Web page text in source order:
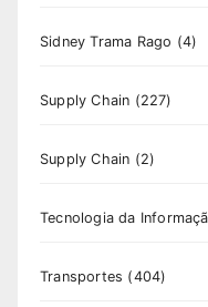
Sidney Trama Rago (4)
Supply Chain (227)
Supply Chain (2)
Tecnologia da
Transportes (404)